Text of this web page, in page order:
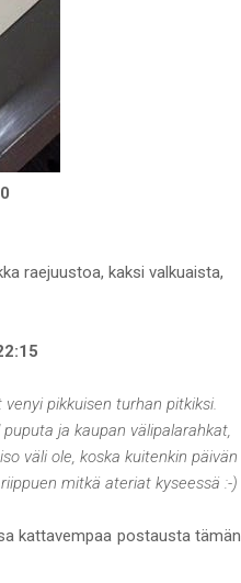
raejuustoa, kaksi valkuaista,
pikkuisen turhan pitkiksi.
ja kaupan välipalarahkat,
väli ole, koska kuitenkin päivän
mitkä ateriat kyseessä :-)
kattavempaa postausta tämän